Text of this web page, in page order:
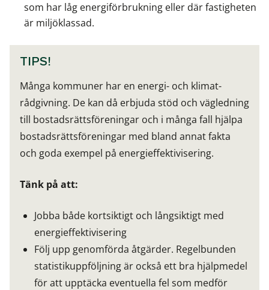
som har låg energiförbrukning eller där fastigheten
är miljöklassad.
TIPS!
Många kommuner har en energi- och klimat-
rådgivning. De kan då erbjuda stöd och vägledning
till bostadsrättsföreningar och i många fall hjälpa
bostadsrättsföreningar med bland annat fakta
och goda exempel på energieffektivisering.
Tänk på att:
Jobba både kortsiktigt och långsiktigt med
energieffektivisering
Följ upp genomförda åtgärder. Regelbunden
statistikuppföljning är också ett bra hjälpmedel
för att upptäcka eventuella fel som medför